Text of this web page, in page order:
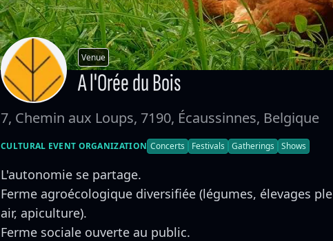
Venue
A l'Orée du Bois
7, Chemin aux Loups, 7190, Écaussinnes, Belgique
CULTURAL EVENT ORGANIZATION Concerts Festivals Gatherings Shows
L'autonomie se partage.
Ferme agroécologique diversifiée (légumes, élevages
air, apiculture).
Ferme sociale ouverte au public.